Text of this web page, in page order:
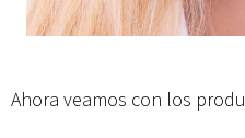
Ahora veamos con los